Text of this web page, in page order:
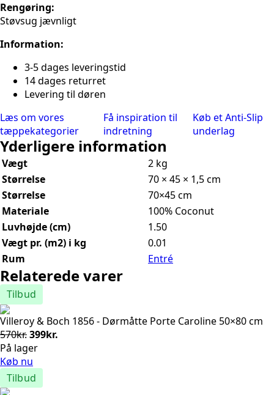
Rengøring:
Støvsug jævnligt
Information:
3-5 dages leveringstid
14 dages returret
Levering til døren
Læs om vores
tæppekategorier
Få inspiration til
indretning
Køb et Anti-Slip
underlag
Yderligere information
Vægt
2 kg
Størrelse
70 × 45 × 1,5 cm
Størrelse
70×45 cm
Materiale
100% Coconut
Luvhøjde (cm)
1.50
Vægt pr. (m2) i kg
0.01
Rum
Entré
Relaterede varer
Tilbud
Villeroy & Boch 1856 - Dørmåtte Porte Caroline 50×80 cm
570kr.Den
oprindelige
pris
var:
570kr..
399kr.
På lager
Køb nu
Tilbud